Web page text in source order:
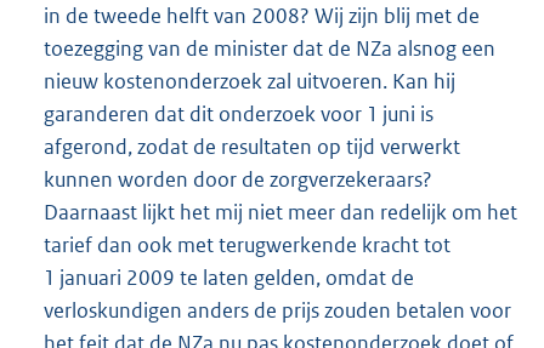
in de tweede helft van 2008? Wij zijn blij met de
toezegging van de minister dat de NZa alsnog een
nieuw kostenonderzoek zal uitvoeren. Kan hij
garanderen dat dit onderzoek voor 1 juni is
afgerond, zodat de resultaten op tijd verwerkt
kunnen worden door de zorgverzekeraars?
Daarnaast lijkt het mij niet meer dan redelijk om het
tarief dan ook met terugwerkende kracht tot
1 januari 2009 te laten gelden, omdat de
verloskundigen anders de prijs zouden betalen voor